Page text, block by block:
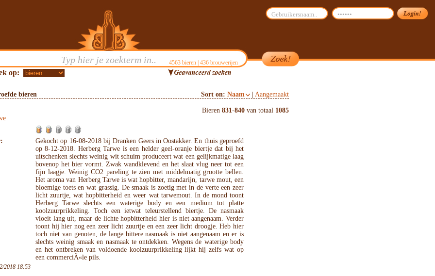
4563bieren | 436brouwerijen
op:
bieren Sort on: Naam Aangemaakt
Bieren 831-840 van totaal 1085
Gekocht op 16-08-2018 bij Dranken Geers in Oostakker. En thuis geproefd
op 8-12-2018. Herberg Tarwe is een helder geel-oranje biertje dat bij het
uitschenken slechts weinig wit schuim produceert wat een gelijkmatige laag
bovenop het bier vormt. Zwak wandklevend en het slaat vlug neer tot een
fijn laagje. Weinig CO2 pareling te zien met middelmatig grootte bellen.
Het aroma van Herberg Tarwe is wat hopbitter, mandarijn, tarwe mout, een
bloemige toets en wat grassig. De smaak is zoetig met in de verte een zeer
licht zuurtje, wat hopbitterheid en weer wat tarwemout. In de mond toont
Herberg Tarwe slechts een waterige body en een medium tot platte
koolzuurprikkeling. Toch een ietwat teleurstellend biertje. De nasmaak
vloeit lang uit, maar de lichte hopbitterheid hier is niet aangenaam. Verder
toont hij hier nog een zeer licht zuurtje en een zeer licht droogje. Heb hier
toch niet van genoten, de lange bittere nasmaak is niet aangenaam en er is
slechts weinig smaak en nasmaak te ontdekken. Wegens de waterige body
en het ontbreken van voldoende koolzuurprikkeling lijkt hij zelfs wat op
een commerciÃ«le pils.
2018 18:53